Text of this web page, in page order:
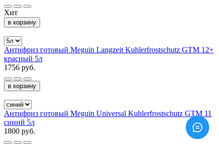
Хит
в корзину
Антифриз готовый Meguin Langzeit Kuhlerfrostschutz GTM 12+
красный 5л
1756 руб.
в корзину
Антифриз готовый Meguin Universal Kuhlerfrostschutz GTM 11
синий 5л
1800 руб.